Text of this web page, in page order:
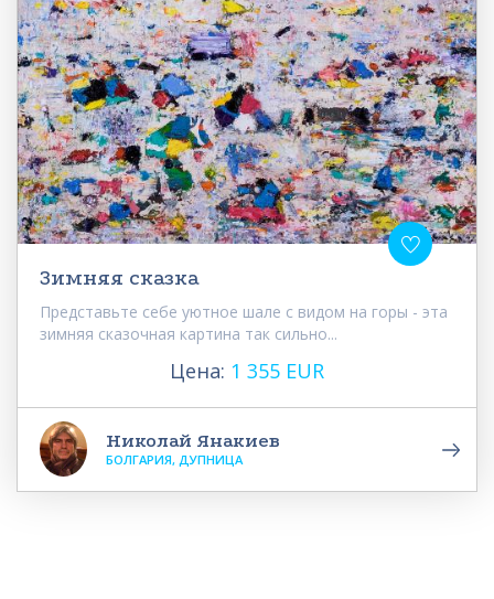
Зимняя сказка
Представьте себе уютное шале с видом на горы - эта
зимняя сказочная картина так сильно...
Цена: 1 355 EUR
Николай Янакиев
БОЛГАРИЯ, ДУПНИЦА